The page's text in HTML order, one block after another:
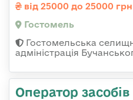
від 25000 до 25000 грн
Гостомель
Гостомельська
адміністрація
Оператор